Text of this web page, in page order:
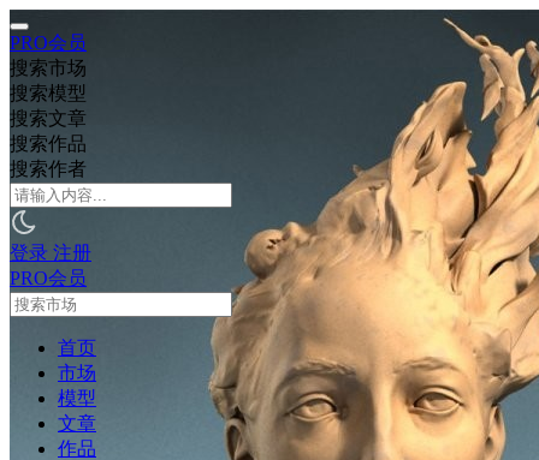
PRO会员
搜索市场
搜索模型
搜索文章
搜索作品
搜索作者
登录 注册
PRO会员
首页
市场
模型
文章
作品